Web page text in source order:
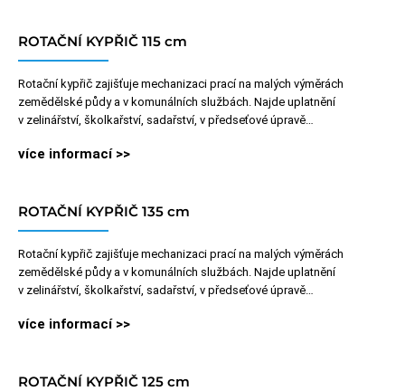
ROTAČNÍ KYPŘIČ 115 cm
Rotační kypřič zajišťuje mechanizaci prací na malých výměrách
zemědělské půdy a v komunálních službách. Najde uplatnění
v zelinářství, školkařství, sadařství, v předseťové úpravě…
více informací >>
ROTAČNÍ KYPŘIČ 135 cm
Rotační kypřič zajišťuje mechanizaci prací na malých výměrách
zemědělské půdy a v komunálních službách. Najde uplatnění
v zelinářství, školkařství, sadařství, v předseťové úpravě…
více informací >>
ROTAČNÍ KYPŘIČ 125 cm